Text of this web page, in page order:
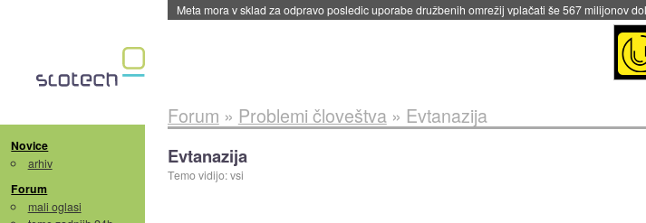
Meta mora v sklad za odpravo posledic uporabe družbenih omrežij vplačati še 567 milijonov
Novice
arhiv
Forum
mali oglasi
Forum » Problemi človeštva» Evtanazija
Evtanazija
Temo vidijo: vsi